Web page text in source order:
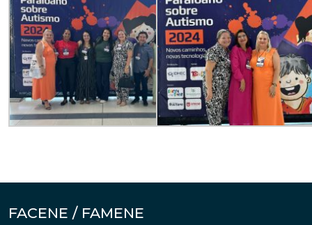
FACENE / FAMENE